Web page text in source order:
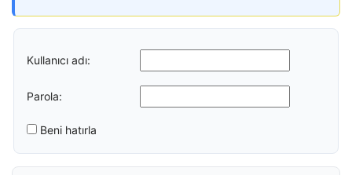
Kullanıcı adı:
Parola:
Beni hatırla